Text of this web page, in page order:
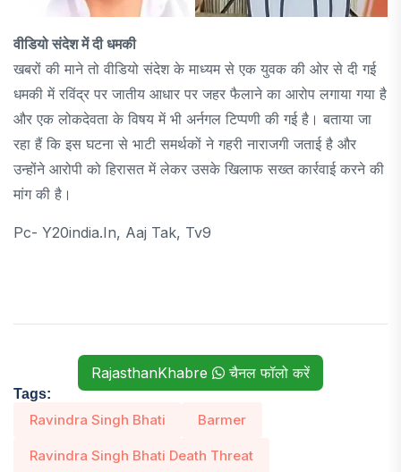
वीडियो संदेश में दी धमकी
खबरों की माने तो वीडियो संदेश के माध्यम से एक युवक की ओर से दी गई
धमकी में रविंद्र पर जातीय आधार पर जहर फैलाने का आरोप लगाया गया है
और एक लोकदेवता के विषय में भी अर्नगल टिप्पणी की गई है। बताया जा
रहा हैं कि इस घटना से भाटी समर्थकों ने गहरी नाराजगी जताई है और
उन्होंने आरोपी को हिरासत में लेकर उसके खिलाफ सख्त कार्रवाई करने की
मांग की है।
Pc- Y20india.in, Aaj Tak, Tv9
RajasthanKhabre चैनल फॉलो करें
Tags:
Ravindra Singh Bhati Barmer
Ravindra Singh Bhati Death Threat